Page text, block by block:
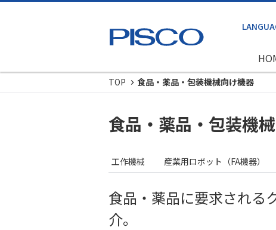
TOP
食品・薬品・包装機械向け機器
食品・薬品・包装機
工作機械 産業用ロボット（FA機器）
食品・薬品に要求される
介。